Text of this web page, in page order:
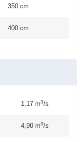
350 cm
400 cm
1,17 m3/s
4,90 m3/s